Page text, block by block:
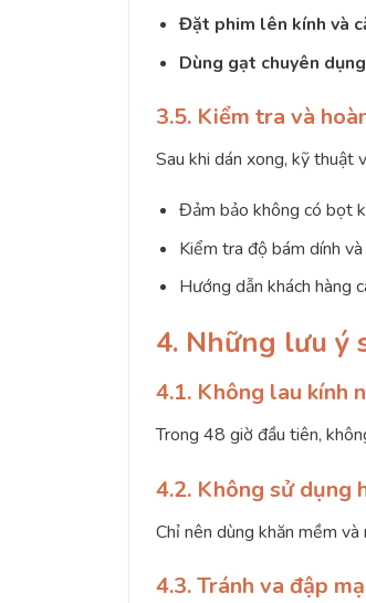
Đặt phim lên kính và
Dùng gạt chuyên
3.5. Kiểm tra và
Sau khi dán xong, kỹ thuật
Đảm bảo không có bọt
Kiểm tra độ bám dính
Hướng dẫn khách hàng
4. Những lưu ý
4.1. Không lau kính
Trong 48 giờ đầu tiên,
4.2. Không sử dụng
Chỉ nên dùng khăn mềm
4.3. Tránh va đập